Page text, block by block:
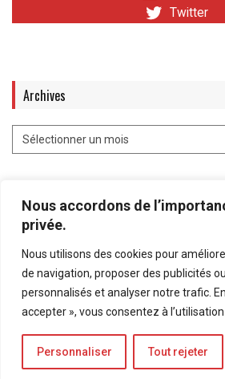
Nous accordons de
privée.
Nous utilisons des cookies pour
de navigation, proposer des publicités
personnalisés et analyser notre trafic.
accepter », vous consentez à l’utilisation
Personnaliser Tout rejeter
Twitter
Archives
Mentions légales Politique de
Bluesky
LinkedIn
Twitter
© Forces Operations Blog - 2022